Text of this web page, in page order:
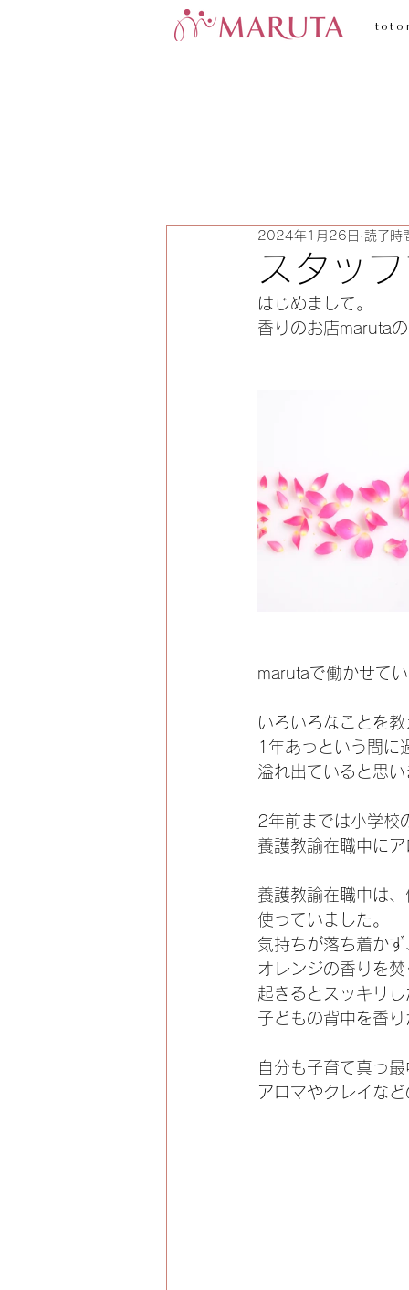
スタッ
2024年1月26日 読了時
はじめまして。
香りのお店maruta
marutaで働かせて
いろいろなことを
1年あっという間に
溢れ出ていると思
2年前までは小学校
養護教諭在職中に
養護教諭在職中は
使っていました。
気持ちが落ち着か
オレンジの香りを
起きるとスッキリ
子どもの背中を香
自分も子育て真っ
アロマやクレイな